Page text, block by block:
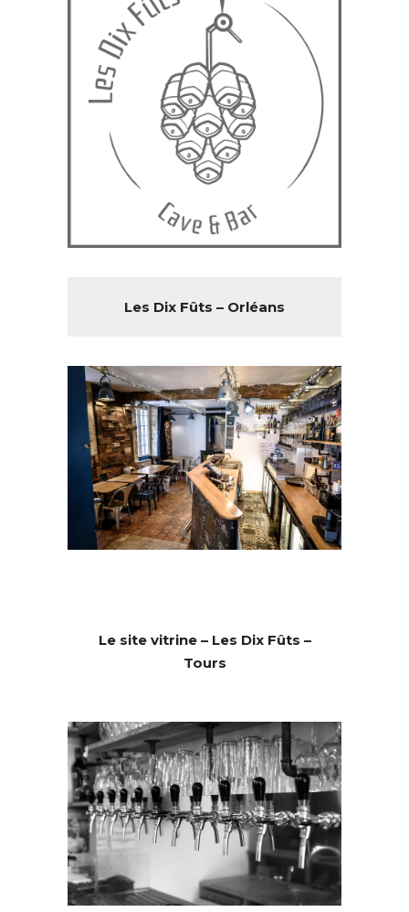
Les Dix Fûts – Orléans
Le site vitrine – Les Dix Fûts –
Tours